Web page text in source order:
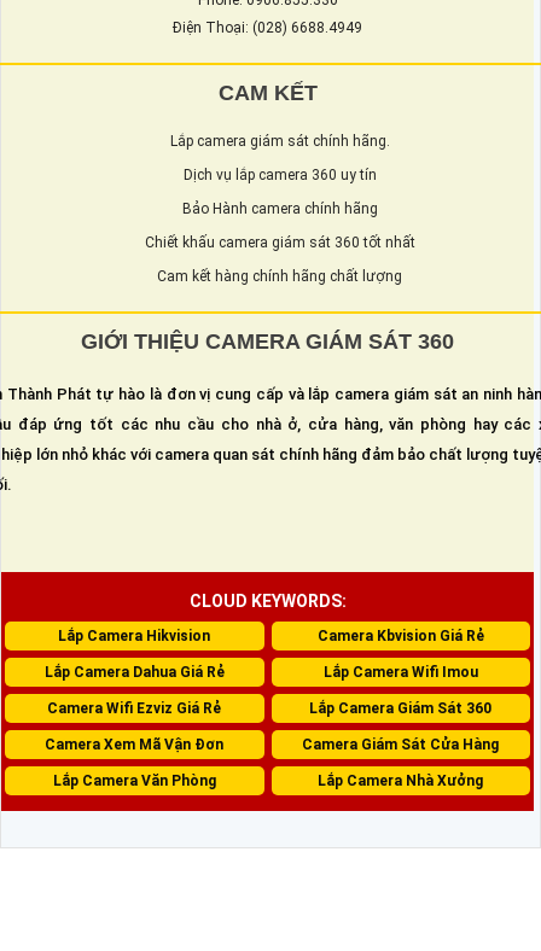
Điện Thoại: (028) 6688.4949
CAM KẾT
Lắp camera giám sát chính hãng.
Dịch vụ lắp camera 360 uy tín
Bảo Hành camera chính hãng
Chiết khấu camera giám sát 360 tốt nhất
Cam kết hàng chính hãng chất lượng
GIỚI THIỆU CAMERA GIÁM SÁT 360
Thành Phát tự hào là đơn vị cung cấp và lắp camera giám sát an ninh
đáp ứng tốt các nhu cầu cho nhà ở, cửa hàng, văn phòng hay các
lớn nhỏ khác với camera quan sát chính hãng đảm bảo chất lượng
CLOUD KEYWORDS:
Lắp Camera Hikvision Camera Kbvision Giá Rẻ
Lắp Camera Dahua Giá Rẻ Lắp Camera Wifi Imou
Camera Wifi Ezviz Giá Rẻ Lắp Camera Giám Sát 360
Camera Xem Mã Vận Đơn Camera Giám Sát Cửa Hàng
Lắp Camera Văn Phòng Lắp Camera Nhà Xưởng